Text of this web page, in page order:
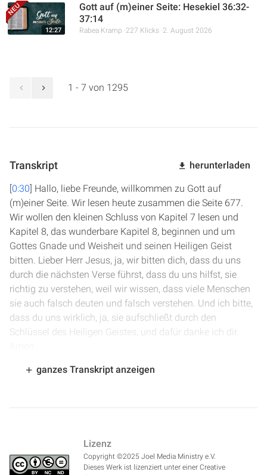
12:27
Gott auf (m)einer Seite: Hesekiel 36:32-
37:14
Rabea Kramp 227 Klicks 2. August 2026
1 - 7 von 1295
Transkript herunterladen
[0:30] Hallo, liebe Freunde, willkommen zu Gott auf
(m)einer Seite. Wir lesen heute zusammen die Seite 677.
Wir wollen den kleinen Schluss von Kapitel 7 lesen und
Kapitel 8, das wunderbare Kapitel 8, beginnen und um
Gottes Gnade und Weisheit und seinen Heiligen Geist
bitten. Lieber Herr Jesus, ja, wir bitten dich, dass du uns
durch die nächsten Verse führst, dass du uns hilfst, sie
richtig zu verstehen, weil wir wissen, dass viele Menschen
sie auch falsch deuten und falsch verstehen. Und ich bitte,
dass du uns wirklich, ja, sie aufschließt durch den
Schlüssel des Heiligen Geistes, und dafür danke ich dir.
1:10 ] Wir haben noch zwei Verse von Kapitel 7 übrig, ab
Wenn wir der Verführerin, der Sünde, hinterherlaufen, dann
bedeutet das für uns Untergang. Und der Kontrast dazu,
ganzes Transkript anzeigen
Lizenz
Copyright ©2025 Joel Media Ministry e.V.
Dieses Werk ist lizenziert unter einer Creative